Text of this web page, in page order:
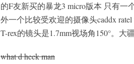
的F友新买的暴龙3 micro版本 只有一
外一个比较受欢迎的摄像头caddx
T-rex的镜头是1.7mm视场角150°。大
what d heck man